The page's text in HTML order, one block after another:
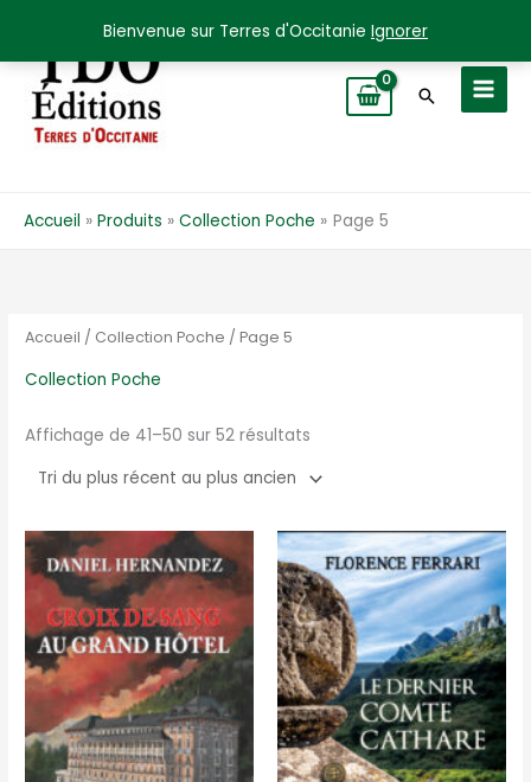
Bienvenue sur Terres d'Occitanie Ignorer
contenu
Accueil Produits Collection Poche Page 5
Accueil / Collection Poche / Page 5
Collection Poche
Affichage de 41–50 sur 52 résultats
récent
ancien